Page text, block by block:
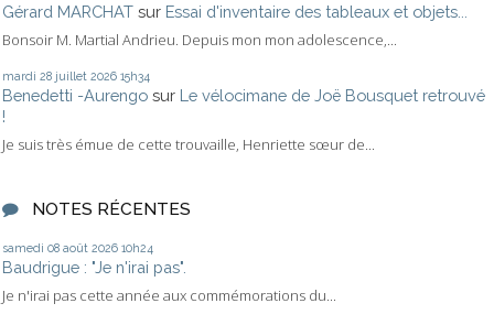
Gérard MARCHAT sur Essai d'inventaire des tableaux et objets...
Bonsoir M. Martial Andrieu. Depuis mon mon adolescence,...
mardi 28 juillet 2026 15h34
Benedetti -Aurengo sur Le vélocimane de Joë Bousquet retrouvé
!
Je suis très émue de cette trouvaille, Henriette sœur de...
NOTES RÉCENTES
samedi 08 août 2026 10h24
Baudrigue : "Je n'irai pas".
Je n'irai pas cette année aux commémorations du...